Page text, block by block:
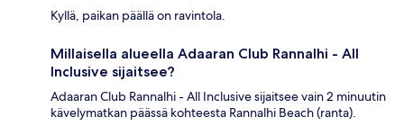
Kyllä, paikan päällä on ravintola.
Millaisella alueella Adaaran Club Rannalhi - All
Inclusive sijaitsee?
Adaaran Club Rannalhi - All Inclusive sijaitsee vain 2 minuutin
kävelymatkan päässä kohteesta Rannalhi Beach (ranta).